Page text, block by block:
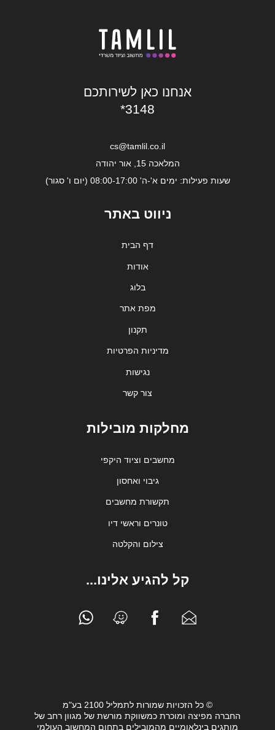
אנחנו כאן לשירותכם
*3148
cs@tamlil.co.il
המלאכה 15, אור יהודה
שעות פעילות: ימים א'-ה' 08:00-17:00 (יום ו' סגור)
ניווט באתר
דף הבית
אודות
בלוג
מפת אתר
תקנון
מדיניות הפרטיות
נגישות
צור קשר
מחלקות מובילות
מחשבים וציוד היקפי
גיבוי ואחסון
תקשורת מחשבים
טונרים וראשי דיו
צילום והקלטה
קל להגיע אלינו...
© כל הזכויות שמורות לתמליל 2100 בע"מ
החברה מפיצה ומוכרת כמשווקת מורשת של מגוון רחב של
מותגים בינלאומיים מהמובילים בתחום המחשוב העולמי